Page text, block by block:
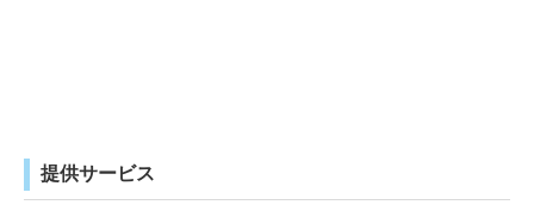
提供サービス